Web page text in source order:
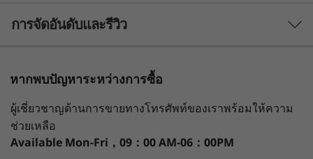
ผลลัพธ์ที่ได้ก็คือ Yoga Slim 6i Gen 8 ที่เพรียวบาง
และมีสไตล์ พร้อมพลังในการประมวลผลของ 13th
ความสมดุลระหว่างสมรรถนะและความคล่องตัวใน
อุดมคติ
Windows 11 Home
Intel®Iris®Xe
Display
14” 2.8K (2880 x 1800) 120Hz, 16:10 IPS, 400 nits, 100%
sRGB, Dolby Vision, Anti-glare
3 Similiar products selected
กำลังดูอยู่
(14", Gen 8)
(1)
Aura Edition
(34)
(14", Gen
การจัดอันดับและรีวิว
หากพบปัญหาระหว่างการซื้อ
ผู้เชี่ยวชาญด้านการขายทางโทรศัพท์ของเราพร้อมให้ความ
ช่วยเหลือ
Available Mon-Fri，09：00 AM-06：00PM